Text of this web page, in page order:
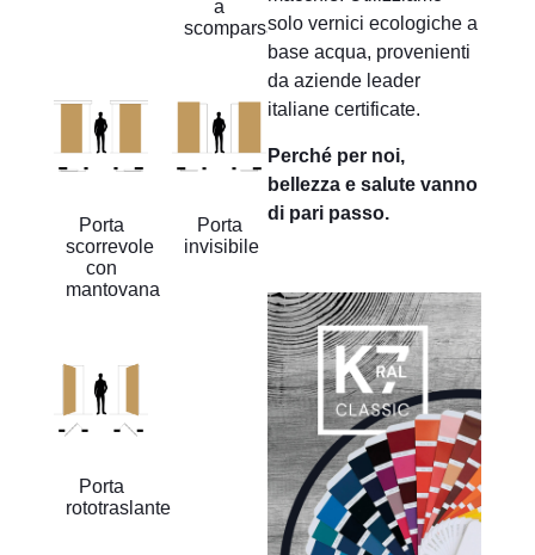
a
scomparsa
Porta
scorrevole
con
mantovana
Porta
invisibile
Porta
rototraslante
solo vernici ecologiche a
base acqua, provenienti
da aziende leader
italiane certificate.
Perché per noi,
bellezza e salute vanno
di pari passo.